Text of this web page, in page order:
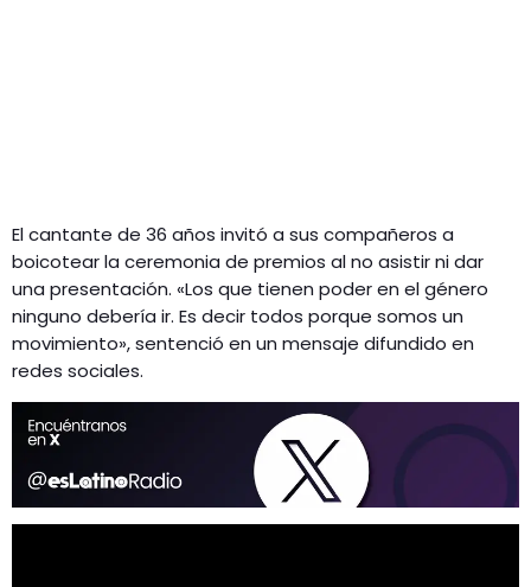
El cantante de 36 años invitó a sus compañeros a
boicotear la ceremonia de premios al no asistir ni dar
una presentación. «Los que tienen poder en el género
ninguno debería ir. Es decir todos porque somos un
movimiento», sentenció en un mensaje difundido en
redes sociales.